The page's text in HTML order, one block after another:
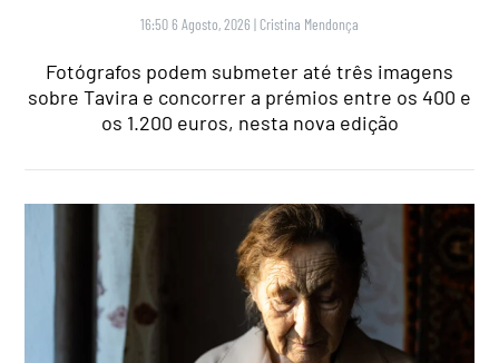
16:50 6 Agosto, 2026 | Cristina Mendonça
Fotógrafos podem submeter até três imagens
sobre Tavira e concorrer a prémios entre os 400 e
os 1.200 euros, nesta nova edição